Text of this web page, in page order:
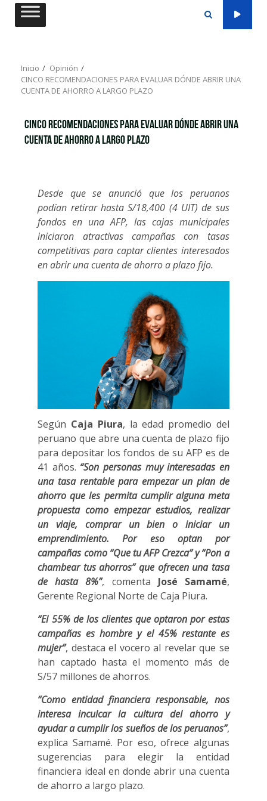
Saltar
Inicio
Opinión
CINCO RECOMENDACIONES PARA EVALUAR DÓNDE ABRIR UNA
CUENTA DE AHORRO A LARGO PLAZO
CINCO RECOMENDACIONES PARA EVALUAR DÓNDE ABRIR UNA
CUENTA DE AHORRO A LARGO PLAZO
Desde que se anunció que los peruanos
podían retirar hasta S/18,400 (4 UIT) de sus
fondos en una AFP, las cajas municipales
iniciaron atractivas campañas con tasas
competitivas para captar clientes interesados
en abrir una cuenta de ahorro a plazo fijo.
Según Caja Piura, la edad promedio del
peruano que abre una cuenta de plazo fijo
para depositar los fondos de su AFP es de
41 años. “Son personas muy interesadas en
una tasa rentable para empezar un plan de
ahorro que les permita cumplir alguna meta
propuesta como empezar estudios, realizar
un viaje, comprar un bien o iniciar un
emprendimiento. Por eso optan por
campañas como “Que tu AFP Crezca” y “Pon a
chambear tus ahorros” que ofrecen una tasa
de hasta 8%”, comenta José Samamé,
Gerente Regional Norte de Caja Piura.
“El 55% de los clientes que optaron por estas
campañas es hombre y el 45% restante es
mujer”, destaca el vocero al revelar que se
han captado hasta el momento más de
S/57 millones de ahorros.
“Como entidad financiera responsable, nos
interesa inculcar la cultura del ahorro y
ayudar a cumplir los sueños de los peruanos”,
explica Samamé. Por eso, ofrece algunas
sugerencias para elegir la entidad
financiera ideal en donde abrir una cuenta
de ahorro a largo plazo.